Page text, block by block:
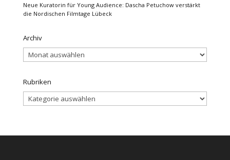
Neue Kuratorin für Young Audience: Dascha Petuchow verstärkt
die Nordischen Filmtage Lübeck
Archiv
Archiv
Rubriken
Rubriken